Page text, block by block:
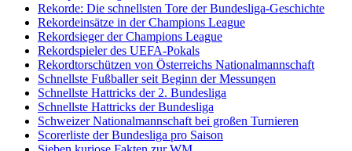
Rekorde: Die schnellsten Tore der Bundesliga-Geschichte
Rekordeinsätze in der Champions League
Rekordsieger der Champions League
Rekordspieler des UEFA-Pokals
Rekordtorschützen von Österreichs Nationalmannschaft
Schnellste Fußballer seit Beginn der Messungen
Schnellste Hattricks der 2. Bundesliga
Schnellste Hattricks der Bundesliga
Schweizer Nationalmannschaft bei großen Turnieren
Scorerliste der Bundesliga pro Saison